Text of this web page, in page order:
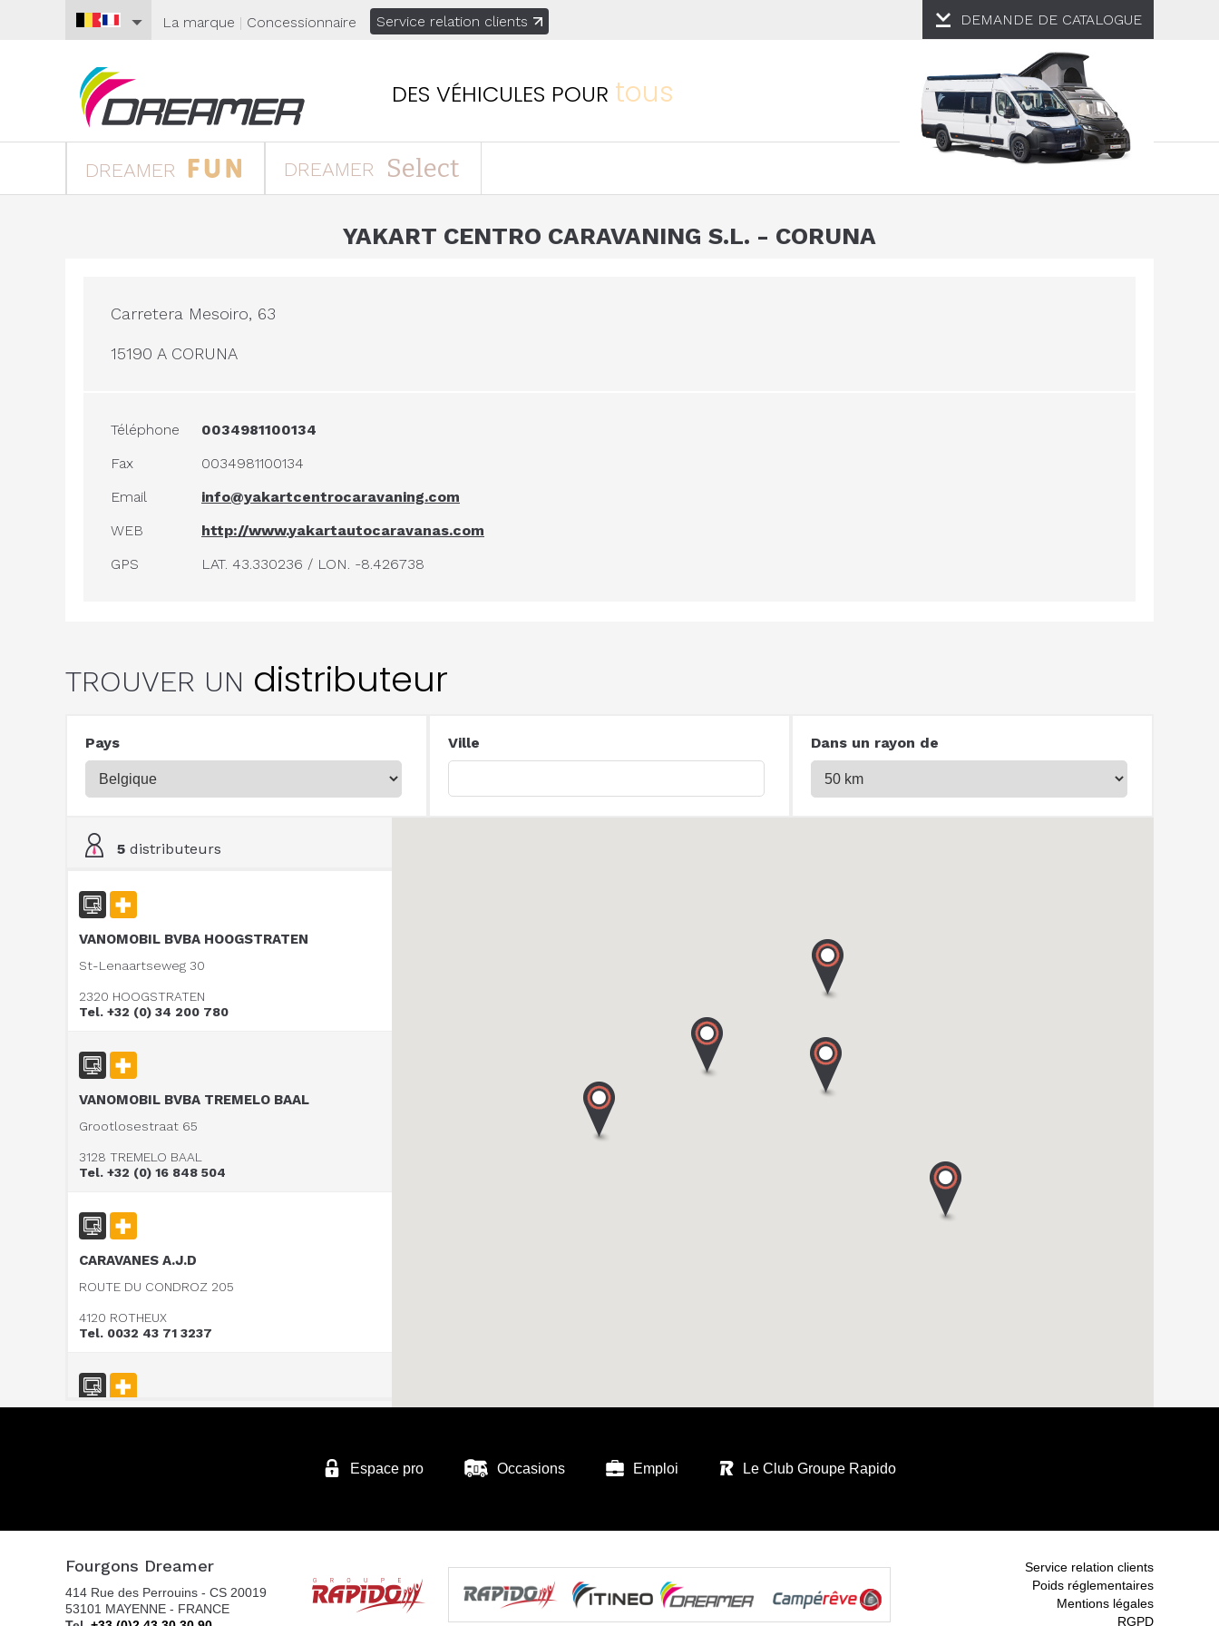
DEMANDE DE CATALOGUE
La marque | Concessionnaire Service relation clients
DES VÉHICULES POUR tous
DREAMER DREAMER Select
YAKART CENTRO CARAVANING S.L. - CORUNA
Carretera Mesoiro, 63
15190 A CORUNA
Téléphone
0034981100134
Fax
0034981100134
Email
info@yakartcentrocaravaning.com
WEB
http://www.yakartautocaravanas.com
GPS
LAT. 43.330236 / LON. -8.426738
TROUVER UN distributeur
Pays Ville Dans un rayon de
5 distributeurs
VANOMOBIL BVBA HOOGSTRATEN
St-Lenaartseweg 30
2320 HOOGSTRATEN
Tel. +32 (0) 34 200 780
VANOMOBIL BVBA TREMELO BAAL
Grootlosestraat 65
3128 TREMELO BAAL
Tel. +32 (0) 16 848 504
CARAVANES A.J.D
ROUTE DU CONDROZ 205
4120 ROTHEUX
Tel. 0032 43 71 3237
WEBSITE - VANOMOBIL BVBA LOKEREN - NE
PAS UTILISER
Espace pro Occasions Emploi Le Club Groupe Rapido
Fourgons Dreamer
414 Rue des Perrouins - CS 20019
53101 MAYENNE - FRANCE
Service relation clients
Poids réglementaires
Mentions légales
RGPD